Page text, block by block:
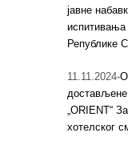
јавне
испитивања
Републике
11.11.2024-
достављене
„ORIENT“
хотелског